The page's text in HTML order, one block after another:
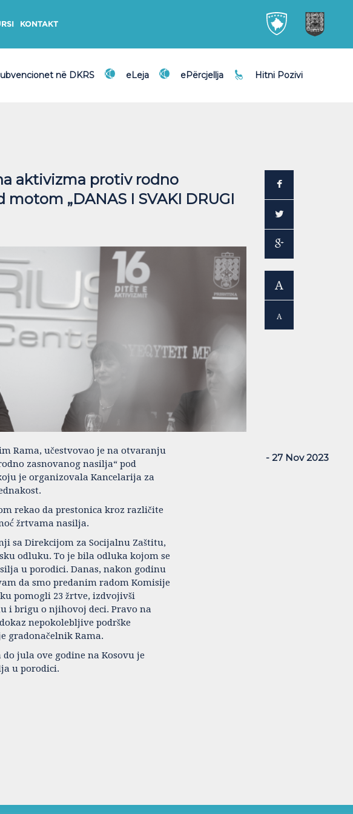
KONTAKT
në DKRS eLeja ePërcjellja Hitni Pozivi
aktivizma protiv rodno
„DANAS I SVAKI DRUGI
- 27 Nov 2023
Rama, učestvovao je na otvaranju
zasnovanog nasilja“ pod
je organizovala Kancelarija za
rekao da prestonica kroz različite
žrtvama nasilja.
sa Direkcijom za Socijalnu Zaštitu,
odluku. To je bila odluka kojom se
u porodici. Danas, nakon godinu
da smo predanim radom Komisije
pomogli 23 žrtve, izdvojivši
i brigu o njihovoj deci. Pravo na
nepokolebljive podrške
gradonačelnik Rama.
jula ove godine na Kosovu je
u porodici.
A
A